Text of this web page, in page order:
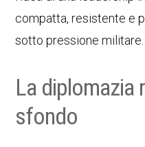
compatta, resistente e
sotto pressione militare.
La diplomazia
sfondo